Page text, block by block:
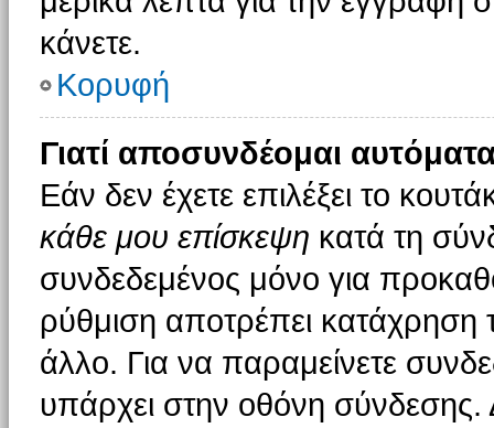
κάνετε.
Κορυφή
Γιατί αποσυνδέομαι
Εάν δεν έχετε επιλέξει το
κάθε μου επίσκεψη κατά τη
συνδεδεμένος μόνο για
ρύθμιση αποτρέπει
άλλο. Για να παραμείνετε
υπάρχει στην οθόνη σύνδεσης.